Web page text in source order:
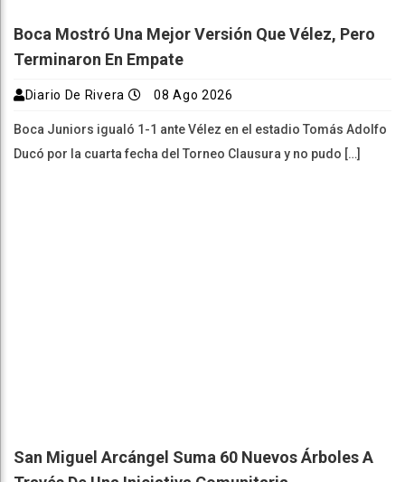
Boca Mostró Una Mejor Versión Que Vélez, Pero
Terminaron En Empate
Diario De Rivera 08 Ago 2026
Boca Juniors igualó 1-1 ante Vélez en el estadio Tomás Adolfo
Ducó por la cuarta fecha del Torneo Clausura y no pudo […]
San Miguel Arcángel Suma 60 Nuevos Árboles A